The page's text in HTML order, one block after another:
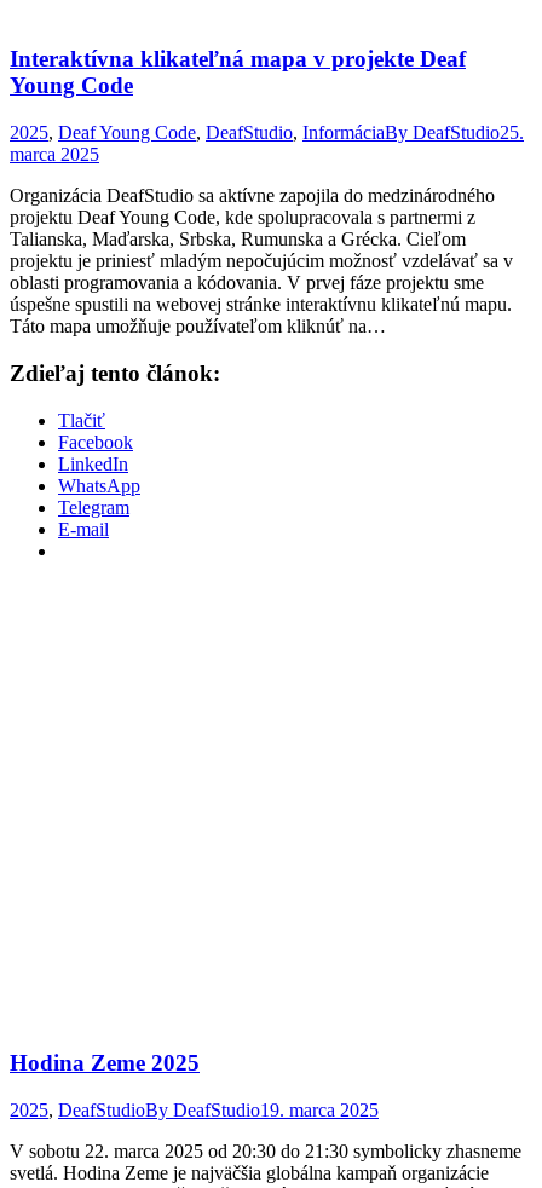
Interaktívna klikateľná mapa v projekte Deaf
Young Code
2025, Deaf Young Code, DeafStudio, InformáciaBy DeafStudio25.
marca 2025
Organizácia DeafStudio sa aktívne zapojila do medzinárodného
projektu Deaf Young Code, kde spolupracovala s partnermi z
Talianska, Maďarska, Srbska, Rumunska a Grécka. Cieľom
projektu je priniesť mladým nepočujúcim možnosť vzdelávať sa v
oblasti programovania a kódovania. V prvej fáze projektu sme
úspešne spustili na webovej stránke interaktívnu klikateľnú mapu.
Táto mapa umožňuje používateľom kliknúť na…
Zdieľaj tento článok:
Tlačiť
Facebook
LinkedIn
WhatsApp
Telegram
E-mail
Hodina Zeme 2025
2025, DeafStudioBy DeafStudio19. marca 2025
V sobotu 22. marca 2025 od 20:30 do 21:30 symbolicky zhasneme
svetlá. Hodina Zeme je najväčšia globálna kampaň organizácie